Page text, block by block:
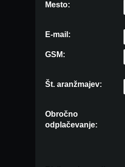
Mesto:
E-mail:
GSM:
Št. aranžmajev:
Obročno
odplačevanje: